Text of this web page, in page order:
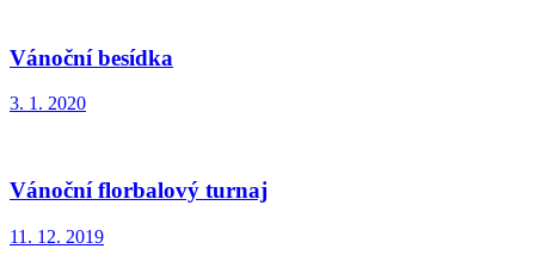
Vánoční besídka
3. 1. 2020
Vánoční florbalový turnaj
11. 12. 2019